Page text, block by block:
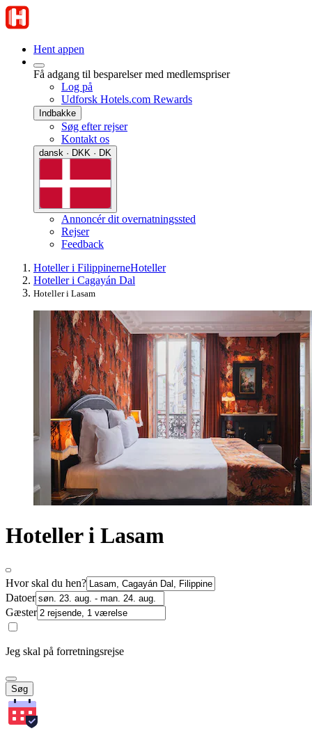
Hent appen
Få adgang til besparelser med medlemspriser
Log på
Udforsk Hotels.com Rewards
Indbakke
Søg efter rejser
Kontakt os
dansk · DKK · DK
Annoncér dit overnatningssted
Rejser
Feedback
Hoteller i FilippinerneHoteller
Hoteller i Cagayán Dal
Hoteller i Lasam
Hoteller i Lasam
Hvor skal du hen?
Datoer
Gæster
Jeg skal på forretningsrejse
Søg